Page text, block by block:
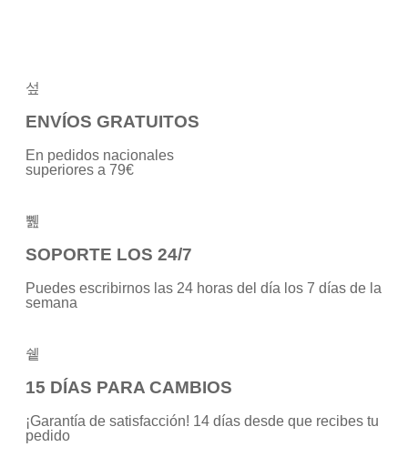
ENVÍOS GRATUITOS
En pedidos nacionales
superiores a 79€
SOPORTE LOS 24/7
Puedes escribirnos las 24 horas del día los 7 días de la
semana
15 DÍAS PARA CAMBIOS
¡Garantía de satisfacción! 14 días desde que recibes tu
pedido